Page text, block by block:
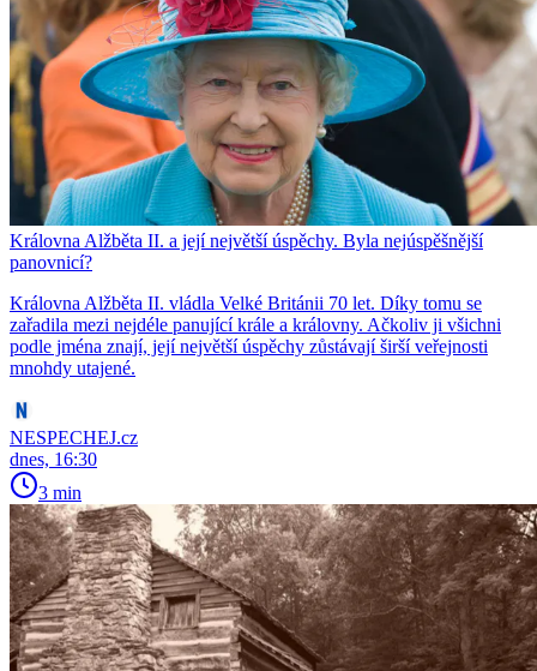
Královna Alžběta II. a její největší úspěchy. Byla nejúspěšnější
panovnicí?
Královna Alžběta II. vládla Velké Británii 70 let. Díky tomu se
zařadila mezi nejdéle panující krále a královny. Ačkoliv ji všichni
podle jména znají, její největší úspěchy zůstávají širší veřejnosti
mnohdy utajené.
NESPECHEJ.cz
dnes, 16:30
3 min